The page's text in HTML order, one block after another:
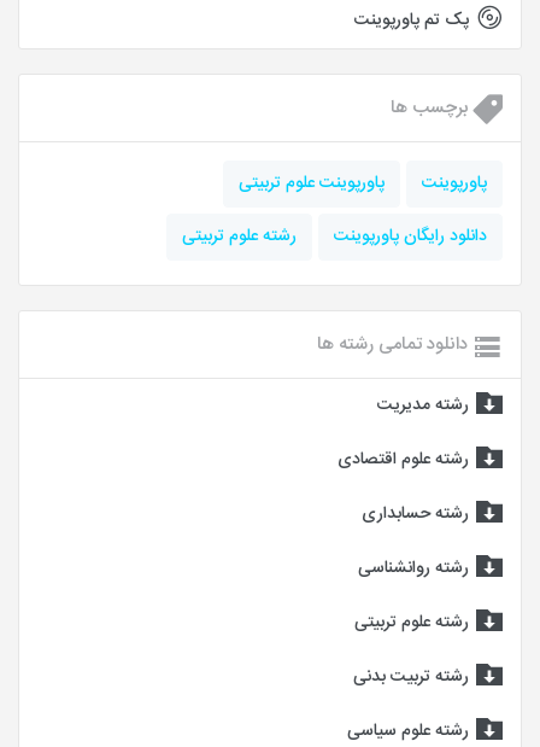
پک تم پاورپوینت
برچسب ها
پاورپوینت
پاورپوینت علوم تربیتی
دانلود رایگان پاورپوینت
رشته علوم تربیتی
دانلود تمامی رشته ها
رشته مدیریت
رشته علوم اقتصادی
رشته حسابداری
رشته روانشناسی
رشته علوم تربیتی
رشته تربیت بدنی
رشته علوم سیاسی